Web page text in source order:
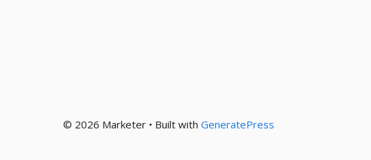
© 2026 Marketer • Built with GeneratePress